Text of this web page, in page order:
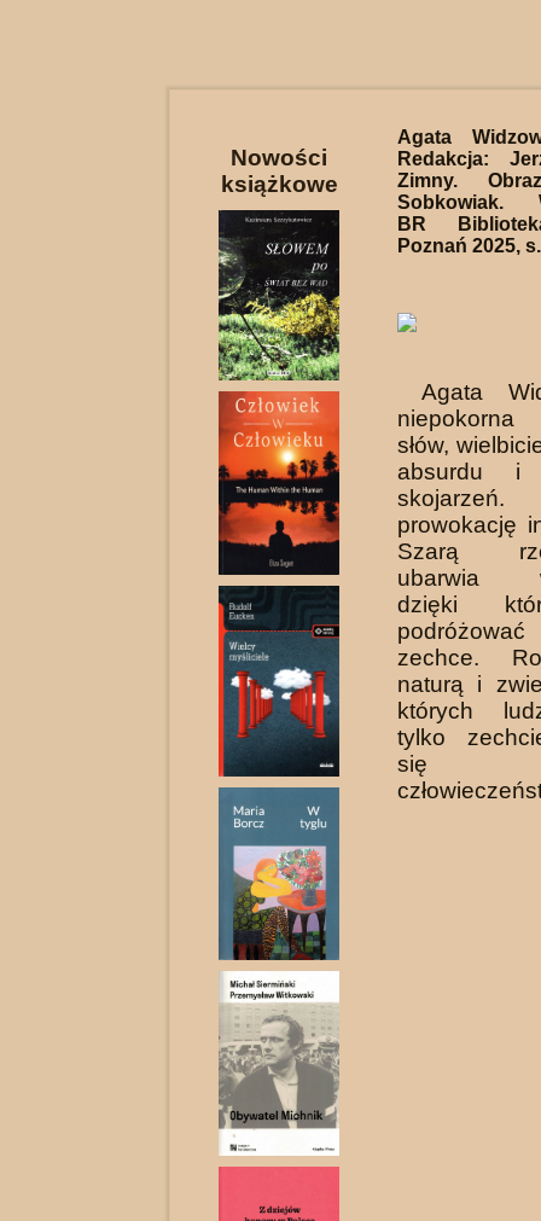
Nowości
książkowe
Agata
Redakcja:
Zimny.
Sobkowiak.
BR
Poznań 2025,
Agata
niepokorna
słów,
absurdu i
prowokację
Szarą
ubarwia
dzięki
zechce.
naturą i
których
tylko
się